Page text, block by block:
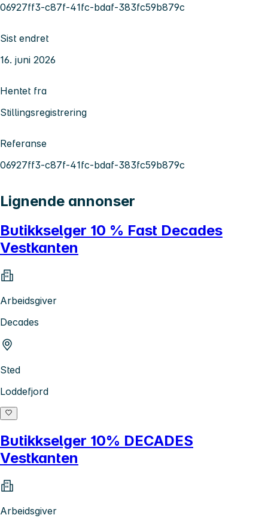
06927ff3-c87f-41fc-bdaf-383fc59b879c
Sist endret
16. juni 2026
Hentet fra
Stillingsregistrering
Referanse
06927ff3-c87f-41fc-bdaf-383fc59b879c
Lignende annonser
Butikkselger 10 % Fast Decades
Vestkanten
Arbeidsgiver
Decades
Sted
Loddefjord
Butikkselger 10% DECADES
Vestkanten
Arbeidsgiver